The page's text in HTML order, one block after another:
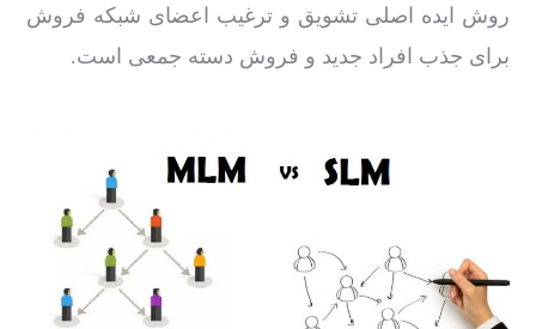
روش ایده اصلی تشویق و ترغیب اعضای شبکه فروش
برای جذب افراد جدید و فروش دسته جمعی است.